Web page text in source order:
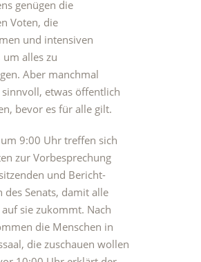
genügen die
Voten, die
und intensiven
um alles zu
Aber manchmal
sinnvoll, etwas öffentlich
bevor es für alle gilt.
um 9:00 Uhr treffen sich
zur Vorbesprechung
und Bericht-
des Senats, damit alle
sie zukommt. Nach
die Menschen in
die zuschauen wollen